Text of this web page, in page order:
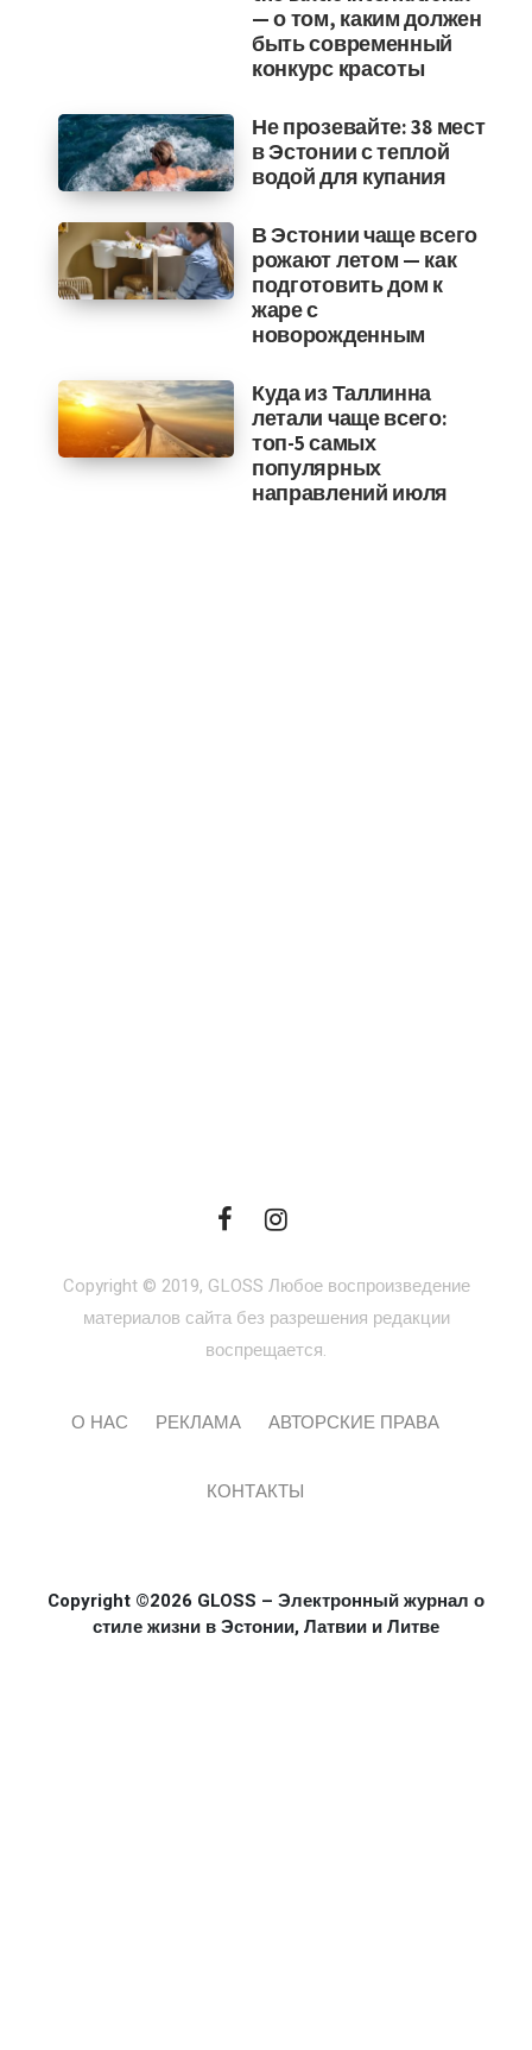
— о том, каким должен
быть современный
конкурс красоты
Не прозевайте: 38 мест
в Эстонии с теплой
водой для купания
В Эстонии чаще всего
рожают летом — как
подготовить дом к
жаре с
новорожденным
Куда из Таллинна
летали чаще всего:
топ-5 самых
популярных
направлений июля
Copyright © 2019, GLOSS Любое воспроизведение
материалов сайта без разрешения редакции
воспрещается.
О НАС РЕКЛАМА АВТОРСКИЕ ПРАВА
КОНТАКТЫ
Copyright ©2026 GLOSS – Электронный журнал о
стиле жизни в Эстонии, Латвии и Литве